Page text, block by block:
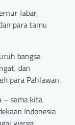
Jabar,
para tamu
bangsa
dan
para Pahlawan.
– sama kita
Indonesia